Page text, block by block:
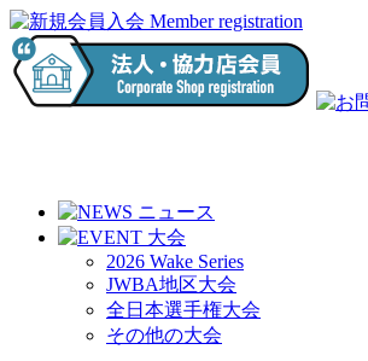
2026 Wake Series
JWBA地区大会
全日本選手権大会
その他の大会